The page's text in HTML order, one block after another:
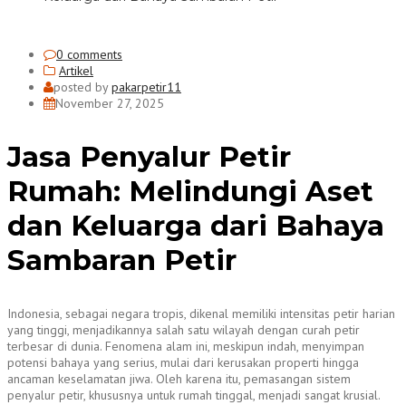
0 comments
Artikel
posted bypakarpetir11
November 27, 2025
Jasa Penyalur Petir
Rumah: Melindungi Aset
dan Keluarga dari Bahaya
Sambaran Petir
Indonesia, sebagai negara tropis, dikenal memiliki intensitas petir harian
yang tinggi, menjadikannya salah satu wilayah dengan curah petir
terbesar di dunia. Fenomena alam ini, meskipun indah, menyimpan
potensi bahaya yang serius, mulai dari kerusakan properti hingga
ancaman keselamatan jiwa. Oleh karena itu, pemasangan sistem
penyalur petir, khususnya untuk rumah tinggal, menjadi sangat krusial.